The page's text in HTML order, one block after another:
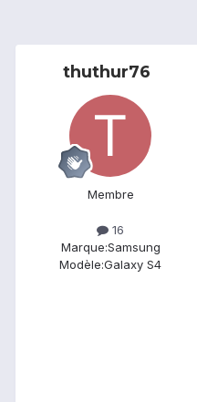
thuthur76
Membre
16
Marque:Samsung
Modèle:Galaxy S4